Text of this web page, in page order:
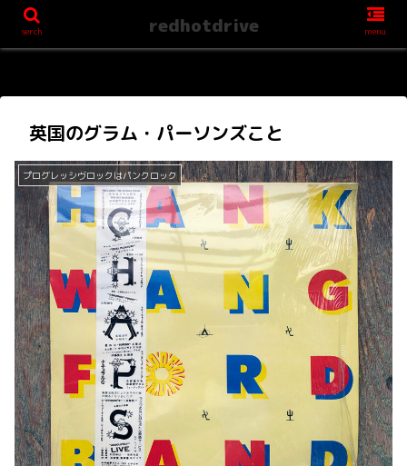
英国のグラム・パーソンズこと
プログレッシヴロックはパンクロック
serch redhotdrive menu